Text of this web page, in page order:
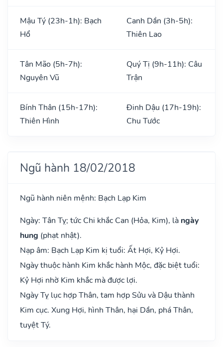
Mậu Tý (23h-1h): Bạch
Hổ
Canh Dần (3h-5h):
Thiên Lao
Tân Mão (5h-7h):
Nguyên Vũ
Quý Tị (9h-11h): Câu
Trận
Bính Thân (15h-17h):
Thiên Hình
Đinh Dậu (17h-19h):
Chu Tước
Ngũ hành 18/02/2018
Ngũ hành niên mệnh: Bạch Lạp Kim
Ngày: Tân Tỵ; tức Chi khắc Can (Hỏa, Kim), là ngày
hung (phạt nhật).
Nạp âm: Bạch Lạp Kim kị tuổi: Ất Hợi, Kỷ Hợi.
Ngày thuộc hành Kim khắc hành Mộc, đặc biệt tuổi:
Kỷ Hợi nhờ Kim khắc mà được lợi.
Ngày Tỵ lục hợp Thân, tam hợp Sửu và Dậu thành
Kim cục. Xung Hợi, hình Thân, hại Dần, phá Thân,
tuyệt Tý.